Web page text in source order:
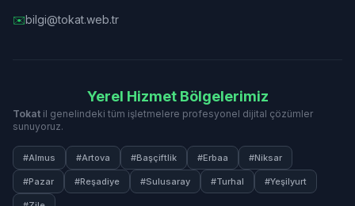
✉️bilgi@tokat.web.tr
Yerel Hizmet Bölgelerimiz
Tokat il genelindeki tüm işletmelere profesyonel dijital çözümler
sunuyoruz.
#Almus #Artova #Başçiftlik #Erbaa #Niksar
#Pazar #Reşadiye #Sulusaray #Turhal #Yeşilyurt